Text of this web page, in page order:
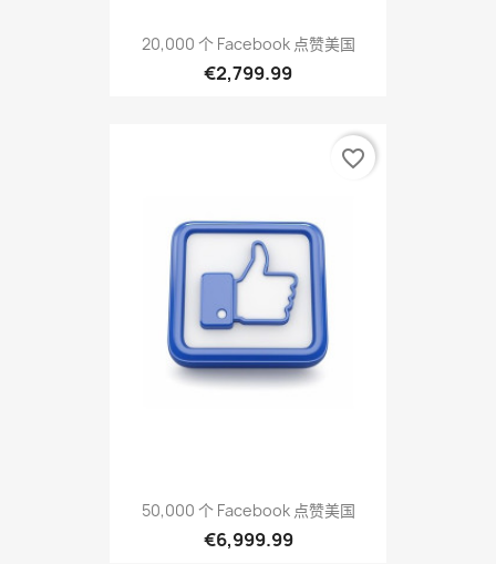
20,000 个 Facebook 点赞美国
€2,799.99
50,000 个 Facebook 点赞美国
€6,999.99
favorite_border